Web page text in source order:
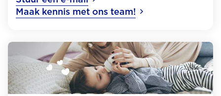
Maak kennis met ons team!